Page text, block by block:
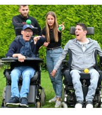
dit webinar gaan we
experten die elk vanuit
betrokkenheid een
bieden op inclusief